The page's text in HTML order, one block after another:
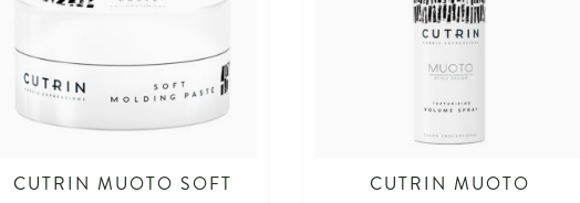
CUTRIN MUOTO SOFT
CUTRIN MUOTO